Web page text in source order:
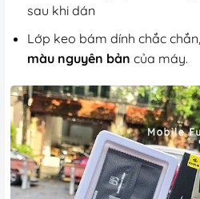
sau khi dán
Lớp keo bám dính chắc
màu nguyên bản của máy.